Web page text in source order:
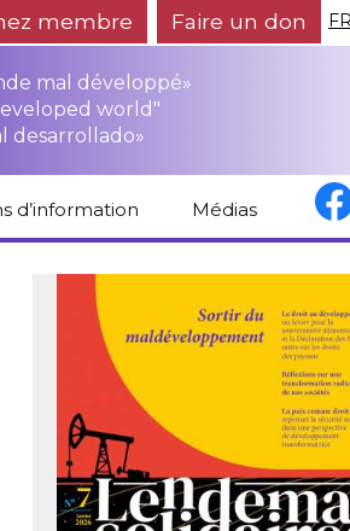
membre Faire un don FR
mal développé»
world"
desarrollado»
d’information Médias
Revue de presse